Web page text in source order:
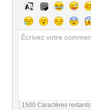
1500 Caractères restants